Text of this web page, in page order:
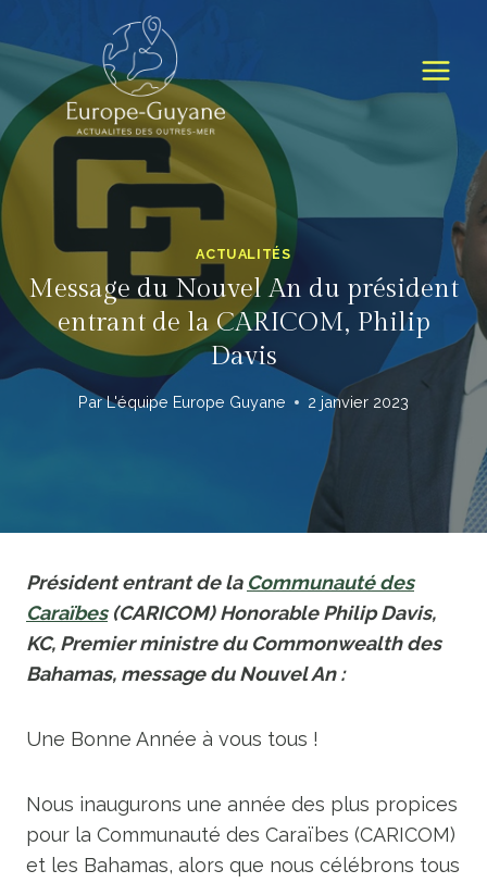
to
content
ACTUALITÉS
Message du Nouvel An du président
entrant de la CARICOM, Philip
Davis
ParL'équipe Europe Guyane 2 janvier 2023
Président entrant de la Communauté des
Caraïbes(CARICOM) Honorable Philip Davis,
KC, Premier ministre du Commonwealth des
Bahamas, message du Nouvel An :
Une Bonne Année à vous tous !
Nous inaugurons une année des plus propices
pour la Communauté des Caraïbes (CARICOM)
et les Bahamas, alors que nous célébrons tous